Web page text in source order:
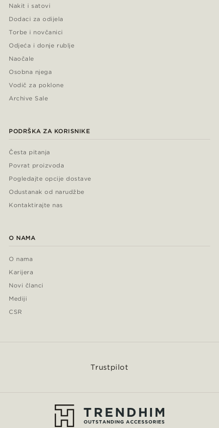
Nakit i satovi
Dodaci za odijela
Torbe i novčanici
Odjeća i donje rublje
Naočale
Osobna njega
Vodič za poklone
Archive Sale
PODRŠKA ZA KORISNIKE
Česta pitanja
Povrat proizvoda
Pogledajte opcije dostave
Odustanak od narudžbe
Kontaktirajte nas
O NAMA
O nama
Karijera
Novi članci
Mediji
CSR
Trustpilot